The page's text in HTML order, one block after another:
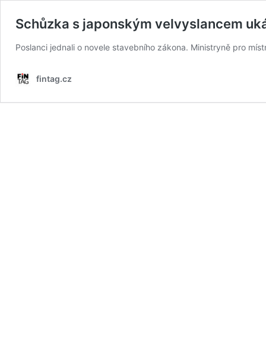
Schůzka s japonským velvyslancem
Poslanci jednali o novele stavebního zákona. Ministryně pro
fintag.cz